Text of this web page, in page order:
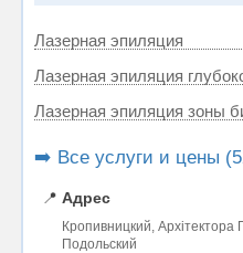
Лазерная эпиляция
Лазерная эпиляция
Лазерная эпиляция зоны
➡️ Все услуги и цены
📍 Адрес
Кропивницкий,
Подольский